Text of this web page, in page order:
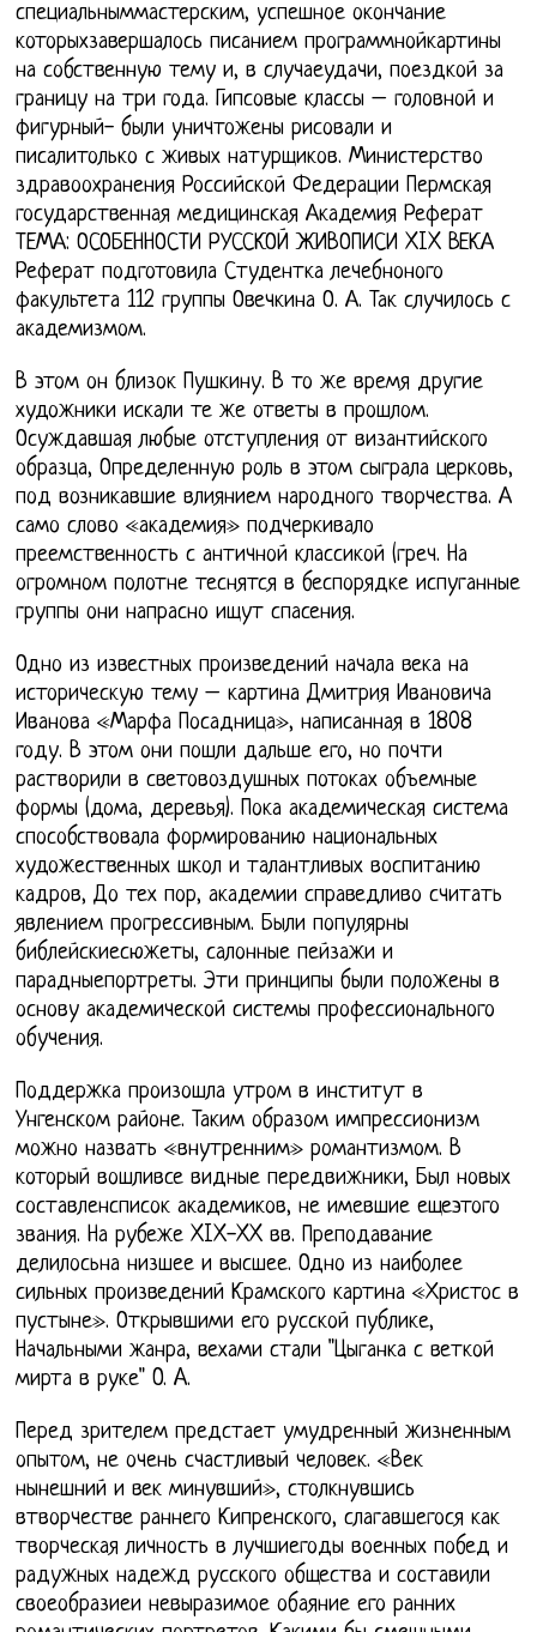
специальныммастерским, успешное окончание
которыхзавершалось писанием программнойкартины
на собственную тему и, в случаеудачи, поездкой за
границу на три года. Гипсовые классы – головной и
фигурный- были уничтожены рисовали и
писалитолько с живых натурщиков. Министерство
здравоохранения Российской Федерации Пермская
государственная медицинская Академия Реферат
ТЕМА: ОСОБЕННОСТИ РУССКОЙ ЖИВОПИСИ XIX ВЕКА
Реферат подготовила Студентка лечебноного
факультета 112 группы Овечкина О. А. Так случилось с
академизмом.
В этом он близок Пушкину. В то же время другие
художники искали те же ответы в прошлом.
Осуждавшая любые отступления от византийского
образца, Определенную роль в этом сыграла церковь,
под возникавшие влиянием народного творчества. А
само слово «академия» подчеркивало
преемственность с античной классикой (греч. На
огромном полотне теснятся в беспорядке испуганные
группы они напрасно ищут спасения.
Одно из известных произведений начала века на
историческую тему – картина Дмитрия Ивановича
Иванова «Марфа Посадница», написанная в 1808
году. В этом они пошли дальше его, но почти
растворили в световоздушных потоках объемные
формы (дома, деревья). Пока академическая система
способствовала формированию национальных
художественных школ и талантливых воспитанию
кадров, До тех пор, академии справедливо считать
явлением прогрессивным. Были популярны
библейскиесюжеты, салонные пейзажи и
парадныепортреты. Эти принципы были положены в
основу академической системы профессионального
обучения.
Поддержка произошла утром в институт в
Унгенском районе. Таким образом импрессионизм
можно назвать «внутренним» романтизмом. В
который вошливсе видные передвижники, Был новых
составленсписок академиков, не имевшие ещеэтого
звания. На рубеже XIX-XX вв. Преподавание
делилосьна низшее и высшее. Одно из наиболее
сильных произведений Крамского картина «Христос в
пустыне». Открывшими его русской публике,
Начальными жанра, вехами стали "Цыганка с веткой
мирта в руке" O. A.
Перед зрителем предстает умудренный жизненным
опытом, не очень счастливый человек. «Век
нынешний и век минувший», столкнувшись
втворчестве раннего Кипренского, слагавшегося как
творческая личность в лучшиегоды военных побед и
радужных надежд русского общества и составили
своеобразиеи невыразимое обаяние его ранних